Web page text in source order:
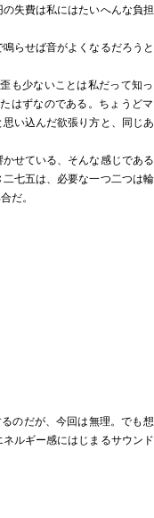
失費は私にはたいへんな負
らせば音がよくなるだろう
も少ないことは私だって知
はずなのである。ちょうどマ
い込んだ欲張り方と、同じあ
せている、そんな感じであ
七五は、必要な一つ二つは
だ。
のだが、今回は無理。でも想
ルギー感にはじまるサウン